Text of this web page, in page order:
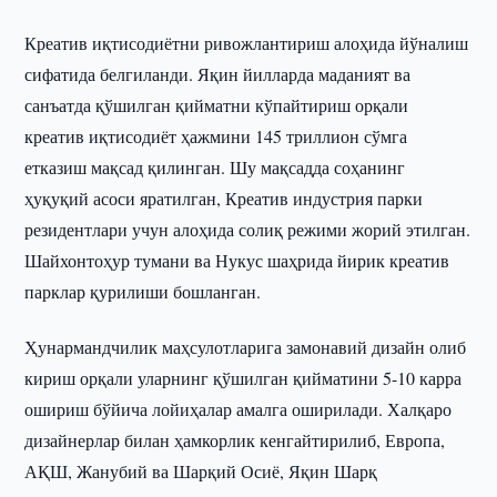
Креатив иқтисодиётни ривожлантириш алоҳида йўналиш
сифатида белгиланди. Яқин йилларда маданият ва
санъатда қўшилган қийматни кўпайтириш орқали
креатив иқтисодиёт ҳажмини 145 триллион сўмга
етказиш мақсад қилинган. Шу мақсадда соҳанинг
ҳуқуқий асоси яратилган, Креатив индустрия парки
резидентлари учун алоҳида солиқ режими жорий этилган.
Шайхонтоҳур тумани ва Нукус шаҳрида йирик креатив
парклар қурилиши бошланган.
Ҳунармандчилик маҳсулотларига замонавий дизайн олиб
кириш орқали уларнинг қўшилган қийматини 5-10 карра
ошириш бўйича лойиҳалар амалга оширилади. Халқаро
дизайнерлар билан ҳамкорлик кенгайтирилиб, Европа,
АҚШ, Жанубий ва Шарқий Осиё, Яқин Шарқ